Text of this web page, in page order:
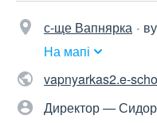
с-ще Вапнярка
На мапі
vapnyarkas2.e-
Директор —